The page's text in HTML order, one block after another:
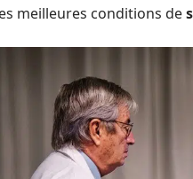
meilleures conditions de